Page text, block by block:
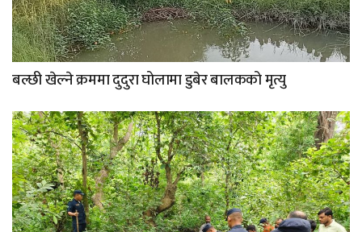
बल्छी खेल्ने क्रममा दुदुरा घोलामा डुबेर बालकको मृत्यु